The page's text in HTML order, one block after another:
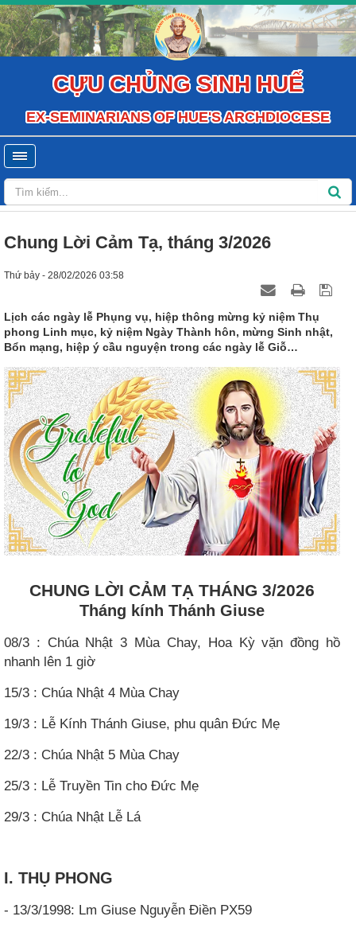
CỰU CHỦNG SINH HUẾ
EX-SEMINARIANS OF HUE'S ARCHDIOCESE
Chung Lời Cảm Tạ, tháng 3/2026
Thứ bảy - 28/02/2026 03:58
Lịch các ngày lễ Phụng vụ, hiệp thông mừng kỷ niệm Thụ
phong Linh mục, kỷ niệm Ngày Thành hôn, mừng Sinh nhật,
Bổn mạng, hiệp ý cầu nguyện trong các ngày lễ Giỗ…
CHUNG LỜI CẢM TẠ THÁNG 3/2026
Tháng kính Thánh Giuse
08/3 : Chúa Nhật 3 Mùa Chay, Hoa Kỳ vặn đồng hồ
nhanh lên 1 giờ
15/3 : Chúa Nhật 4 Mùa Chay
19/3 : Lễ Kính Thánh Giuse, phu quân Đức Mẹ
22/3 : Chúa Nhật 5 Mùa Chay
25/3 : Lễ Truyền Tin cho Đức Mẹ
29/3 : Chúa Nhật Lễ Lá
I. THỤ PHONG
- 13/3/1998: Lm Giuse Nguyễn Điền PX59